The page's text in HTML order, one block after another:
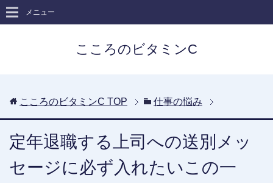
こころのビタミンC
メニュー
こころのビタミンC TOP 仕事の悩み
定年退職する上司への送別メッ
セージに必ず入れたいこの一